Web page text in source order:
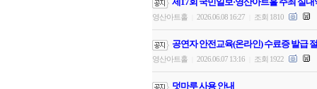
영산아트홀 2026.06.08 16:27 조회 1810
공연자 안전교육(온라인) 수료증 발급
영산아트홀 2026.06.07 13:16 조회 1922
덧마루 사용 안내